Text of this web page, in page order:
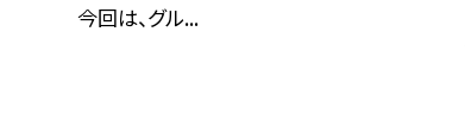
今回は、グル...